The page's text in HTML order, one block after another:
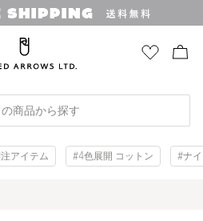
商品から探す
アイテム #4色展開 コットン #ナ